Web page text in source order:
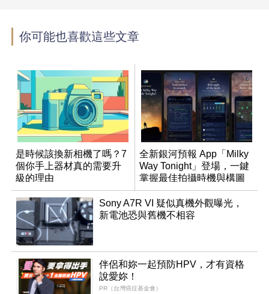
你可能也喜歡這些文章
是時候該換新相機了嗎？7
個你手上器材真的需要升
級的理由
全新銀河預報 App「Milky
Way Tonight」登場，一鍵
掌握最佳拍攝時機與構圖
Sony A7R VI 疑似真機外觀曝光，
新電池恐與舊機不相容
伴侶和妳一起預防HPV，才有資格
說愛妳！
PR（台灣癌症基金會）